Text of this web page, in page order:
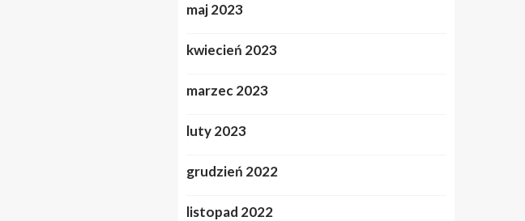
maj 2023
kwiecień 2023
marzec 2023
luty 2023
grudzień 2022
listopad 2022